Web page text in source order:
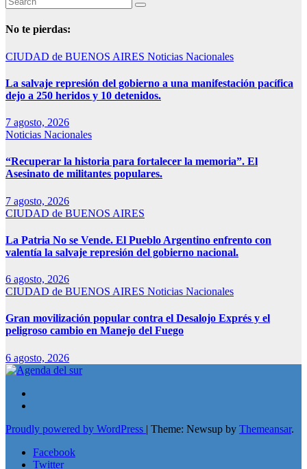
No te pierdas:
CIUDAD de BUENOS AIRES Noticias Nacionales
La salvaje represión del gobierno a una manifestación pacífica
dejo a 250 heridos y 10 detenidos.
7 agosto, 2026
Noticias Nacionales
“Recuperar la historia para fortalecer la memoria”. El
Asesinato de militantes populares.
7 agosto, 2026
CIUDAD de BUENOS AIRES
La Patria No se Vende. El Pueblo Argentino enfrento con
valentía la salvaje represión del gobierno nacional.
6 agosto, 2026
CIUDAD de BUENOS AIRES Noticias Nacionales
Gran movilización popular contra el Desalojo Exprés y el
peligroso cambio en Manejo del Fuego
6 agosto, 2026
Proudly powered by WordPress | Theme: Newsup by Themeansar.
Facebook
Twitter